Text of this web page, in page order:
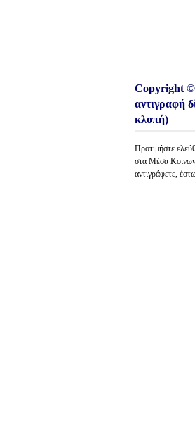
Copyright
αντιγραφή
κλοπή)
Προτιμήστε
στα Μέσα
αντιγράφετε,